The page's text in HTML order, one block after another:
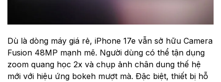
Dù là dòng máy giá rẻ, iPhone 17e vẫn sở hữu Camera
Fusion 48MP mạnh mẽ. Người dùng có thể tận dụng
zoom quang học 2x và chụp ảnh chân dung thế hệ
mới với hiệu ứng bokeh mượt mà. Đặc biệt, thiết bị hỗ